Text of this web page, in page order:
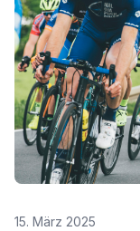
15. März 2025